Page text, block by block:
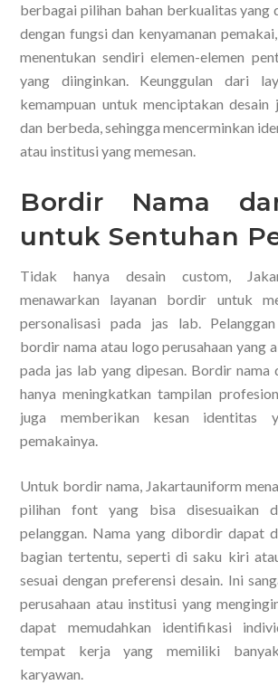
berbagai pilihan bahan berkualitas yang
dengan fungsi dan kenyamanan
menentukan sendiri elemen-elemen
yang diinginkan. Keunggulan dari
kemampuan untuk menciptakan
dan berbeda, sehingga mencerminkan
atau institusi yang memesan.
Bordir Nama
untuk Sentuhan
Tidak hanya desain custom,
menawarkan layanan bordir untuk
personalisasi pada jas lab.
bordir nama atau logo perusahaan yang
pada jas lab yang dipesan. Bordir
hanya meningkatkan tampilan
juga memberikan kesan identitas
pemakainya.
Untuk bordir nama, Jakartauniform
pilihan font yang bisa disesuaikan
pelanggan. Nama yang dibordir dapat
bagian tertentu, seperti di saku kiri
sesuai dengan preferensi desain. Ini
perusahaan atau institusi yang
dapat memudahkan identifikasi
tempat kerja yang memiliki
karyawan.